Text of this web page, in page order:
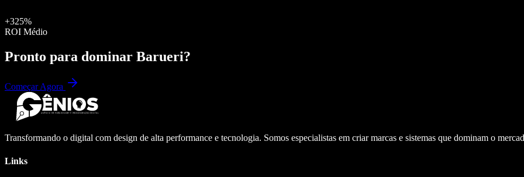
+325%
ROI Médio
Pronto para dominar Barueri?
Começar Agora
Transformando o digital com design de alta performance e tecnologia. Somos especialistas em criar marcas e sistemas que dominam o
Links